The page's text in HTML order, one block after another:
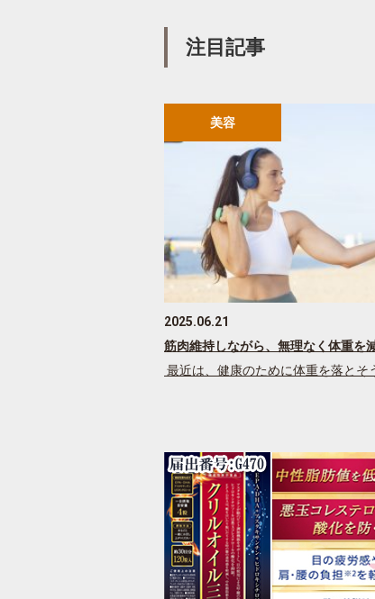
注目記事
美容
2025.06.21
筋肉維持しながら、無理なく体重を
最近は、健康のために体重を落とそ